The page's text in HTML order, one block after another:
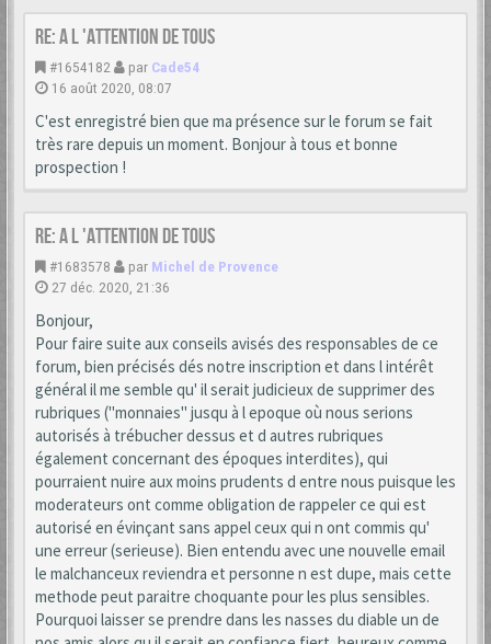
Re: A L 'ATTENTION DE TOUS
#1654182 par Cade54
16 août 2020, 08:07
C'est enregistré bien que ma présence sur le forum se fait
très rare depuis un moment. Bonjour à tous et bonne
prospection !
Re: A L 'ATTENTION DE TOUS
#1683578 par Michel de Provence
27 déc. 2020, 21:36
Bonjour,
Pour faire suite aux conseils avisés des responsables de ce
forum, bien précisés dés notre inscription et dans l intérêt
général il me semble qu' il serait judicieux de supprimer des
rubriques ("monnaies" jusqu à l epoque où nous serions
autorisés à trébucher dessus et d autres rubriques
également concernant des époques interdites), qui
pourraient nuire aux moins prudents d entre nous puisque les
moderateurs ont comme obligation de rappeler ce qui est
autorisé en évinçant sans appel ceux qui n ont commis qu'
une erreur (serieuse). Bien entendu avec une nouvelle email
le malchanceux reviendra et personne n est dupe, mais cette
methode peut paraitre choquante pour les plus sensibles.
Pourquoi laisser se prendre dans les nasses du diable un de